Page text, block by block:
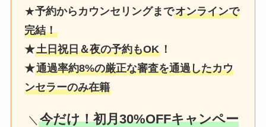
★予約からカウンセリングまでオンラインで
完結！
★土日祝日＆夜の予約もOK ！
★通過率約8%の厳正な審査を通過したカウ
ンセラーのみ在籍
＼ 今だけ！初月30%OFFキャンペー